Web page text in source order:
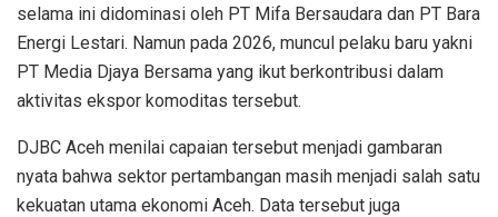
selama ini didominasi oleh PT Mifa Bersaudara dan PT Bara
Energi Lestari. Namun pada 2026, muncul pelaku baru yakni
PT Media Djaya Bersama yang ikut berkontribusi dalam
aktivitas ekspor komoditas tersebut.
DJBC Aceh menilai capaian tersebut menjadi gambaran
nyata bahwa sektor pertambangan masih menjadi salah satu
kekuatan utama ekonomi Aceh. Data tersebut juga